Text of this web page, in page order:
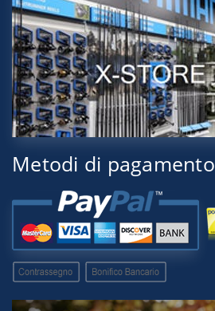
Metodi di pagamento